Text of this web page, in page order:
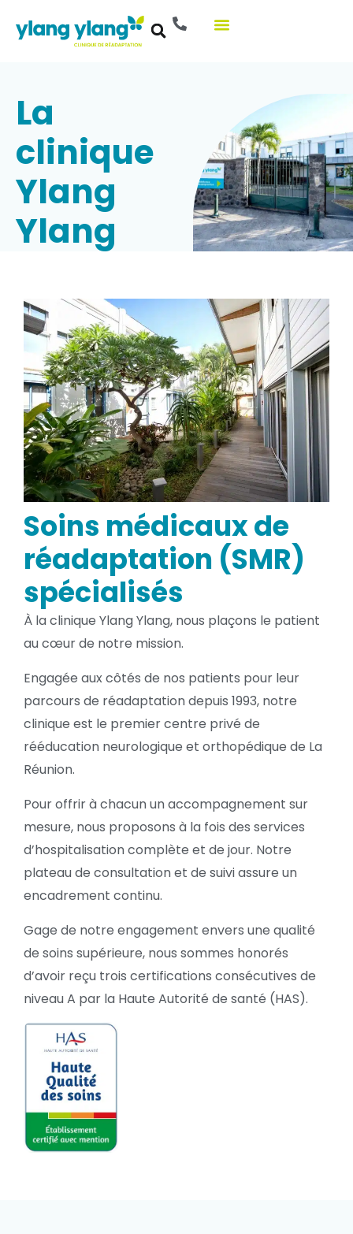
La
clinique
Ylang
Ylang
Soins médicaux de
réadaptation (SMR)
spécialisés
À la clinique Ylang Ylang, nous plaçons le patient
au cœur de notre mission.
Engagée aux côtés de nos patients pour leur
parcours de réadaptation depuis 1993, notre
clinique est le premier centre privé de
rééducation neurologique et orthopédique de La
Réunion.
Pour offrir à chacun un accompagnement sur
mesure, nous proposons à la fois des services
d’hospitalisation complète et de jour. Notre
plateau de consultation et de suivi assure un
encadrement continu.
Gage de notre engagement envers une qualité
de soins supérieure, nous sommes honorés
d’avoir reçu trois certifications consécutives de
niveau A par la Haute Autorité de santé (HAS).